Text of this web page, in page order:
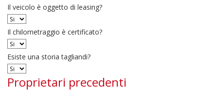
Il veicolo è oggetto di leasing?
Il chilometraggio è certificato?
Esiste una storia tagliandi?
Proprietari precedenti